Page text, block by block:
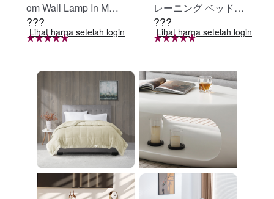
om Wall Lamp In Matt
e Black, Iron Clear Gl
ass Shade,4-Lights E
nity Light
???
Lihat harga setelah login
レーニング ベッド固
定 足固定 腹筋器具
腹筋マシン 足を押さ
レーニング器具 エク
ササイズ ダイエット
旅行 自宅 WBGHS-0
1-R
???
Lihat harga setelah login